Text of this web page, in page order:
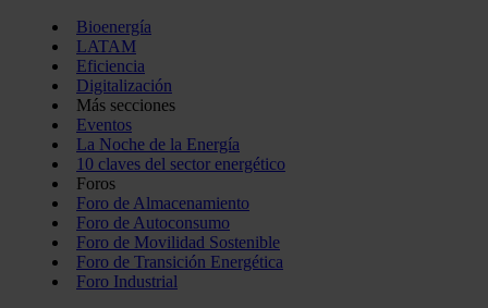
Bioenergía
LATAM
Eficiencia
Digitalización
Más secciones
Eventos
La Noche de la Energía
10 claves del sector energético
Foros
Foro de Almacenamiento
Foro de Autoconsumo
Foro de Movilidad Sostenible
Foro de Transición Energética
Foro Industrial